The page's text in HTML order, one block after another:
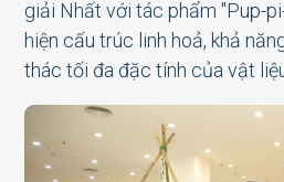
giải Nhất với tác phẩm "Pup-
hiện cấu trúc linh hoả, khả
thác tối đa đặc tính của vật